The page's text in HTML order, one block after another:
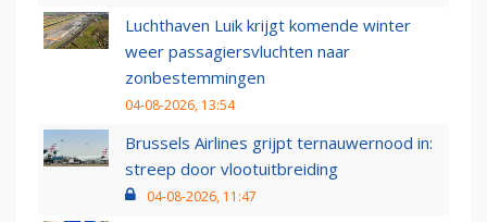
Luchthaven Luik krijgt komende winter
weer passagiersvluchten naar
zonbestemmingen
04-08-2026, 13:54
Brussels Airlines grijpt ternauwernood in:
streep door vlootuitbreiding
04-08-2026, 11:47